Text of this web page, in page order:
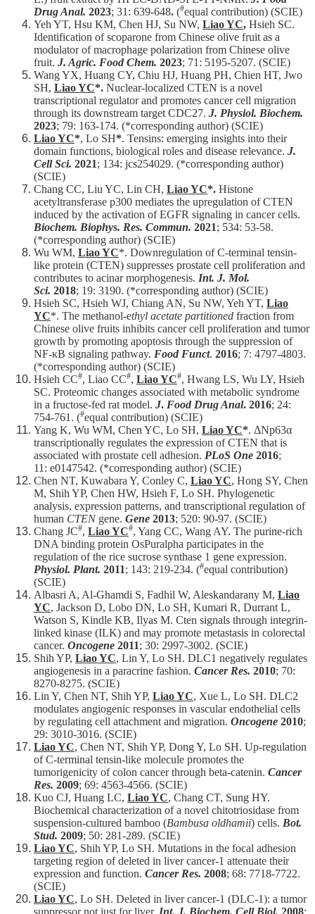
會
常
專
Drug Anal. 2023; 31: 639-648. (#equal contribution) (SCIE)
Yeh YT, Hsu KM, Chen HJ, Su NW, Liao YC, Hsieh SC.
Identification of scoparone from Chinese olive fruit as a
modulator of macrophage polarization from Chinese olive
fruit. J. Agric. Food Chem. 2023; 71: 5195-5207. (SCIE)
Wang YX, Huang CY, Chiu HJ, Huang PH, Chien HT, Jwo
SH, Liao YC*. Nuclear-localized CTEN is a novel
transcriptional regulator and promotes cancer cell migration
through its downstream target CDC27. J. Physiol. Biochem.
2023; 79: 163-174. (*corresponding author) (SCIE)
Liao YC*, Lo SH*. Tensins: emerging insights into their
domain functions, biological roles and disease relevance. J.
Cell Sci. 2021; 134: jcs254029. (*corresponding author)
(SCIE)
Chang CC, Liu YC, Lin CH, Liao YC*. Histone
acetyltransferase p300 mediates the upregulation of CTEN
induced by the activation of EGFR signaling in cancer cells.
Biochem. Biophys. Res. Commun. 2021; 534: 53-58.
(*corresponding author) (SCIE)
Wu WM, Liao YC*. Downregulation of C-terminal tensin-
like protein (CTEN) suppresses prostate cell proliferation and
contributes to acinar morphogenesis. Int. J. Mol.
Sci. 2018; 19: 3190. (*corresponding author) (SCIE)
Hsieh SC, Hsieh WJ, Chiang AN, Su NW, Yeh YT, Liao
YC*. The methanol-ethyl acetate partitioned fraction from
Chinese olive fruits inhibits cancer cell proliferation and tumor
growth by promoting apoptosis through the suppression of
NF-κB signaling pathway. Food Funct. 2016; 7: 4797-4803.
(*corresponding author) (SCIE)
Hsieh CC#, Liao CC#, Liao YC#, Hwang LS, Wu LY, Hsieh
SC. Proteomic changes associated with metabolic syndrome
in a fructose-fed rat model. J. Food Drug Anal. 2016; 24:
754-761. (#equal contribution) (SCIE)
Yang K, Wu WM, Chen YC, Lo SH, Liao YC*. ΔNp63α
transcriptionally regulates the expression of CTEN that is
associated with prostate cell adhesion. PLoS One 2016;
11: e0147542. (*corresponding author) (SCIE)
Chen NT, Kuwabara Y, Conley C, Liao YC, Hong SY, Chen
M, Shih YP, Chen HW, Hsieh F, Lo SH. Phylogenetic
analysis, expression patterns, and transcriptional regulation of
human CTENgene. Gene 2013; 520: 90-97. (SCIE)
Chang JC#, Liao YC#, Yang CC, Wang AY. The purine-rich
DNA binding protein OsPuralpha participates in the
regulation of the rice sucrose synthase 1 gene expression.
Physiol. Plant. 2011; 143: 219-234. (#equal contribution)
(SCIE)
Albasri A, Al-Ghamdi S, Fadhil W, Aleskandarany M, Liao
YC, Jackson D, Lobo DN, Lo SH, Kumari R, Durrant L,
Watson S, Kindle KB, Ilyas M. Cten signals through integrin-
linked kinase (ILK) and may promote metastasis in colorectal
cancer. Oncogene 2011; 30: 2997-3002. (SCIE)
Shih YP, Liao YC, Lin Y, Lo SH. DLC1 negatively regulates
angiogenesis in a paracrine fashion. Cancer Res. 2010; 70:
8270-8275. (SCIE)
Lin Y, Chen NT, Shih YP, Liao YC, Xue L, Lo SH. DLC2
modulates angiogenic responses in vascular endothelial cells
by regulating cell attachment and migration. Oncogene 2010;
29: 3010-3016. (SCIE)
Liao YC, Chen NT, Shih YP, Dong Y, Lo SH. Up-regulation
of C-terminal tensin-like molecule promotes the
tumorigenicity of colon cancer through beta-catenin. Cancer
Res. 2009; 69: 4563-4566. (SCIE)
Kuo CJ, Huang LC, Liao YC, Chang CT, Sung HY.
Biochemical characterization of a novel chitotriosidase from
suspension-cultured bamboo (Bambusa oldhamii) cells. Bot.
Stud. 2009; 50: 281-289. (SCIE)
Liao YC, Shih YP, Lo SH. Mutations in the focal adhesion
targeting region of deleted in liver cancer-1 attenuate their
expression and function. Cancer Res. 2008; 68: 7718-7722.
(SCIE)
Liao YC, Lo SH. Deleted in liver cancer-1 (DLC-1): a tumor
suppressor not just for liver. Int. J. Biochem. Cell Biol. 2008;